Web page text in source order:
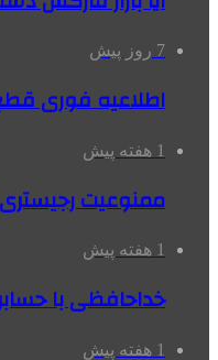
7 روز پیش
اطلاعیه فوری
1 هفته پیش
ممنوعیت رجیستری
1 هفته پیش
خداحافظی با
1 هفته پیش